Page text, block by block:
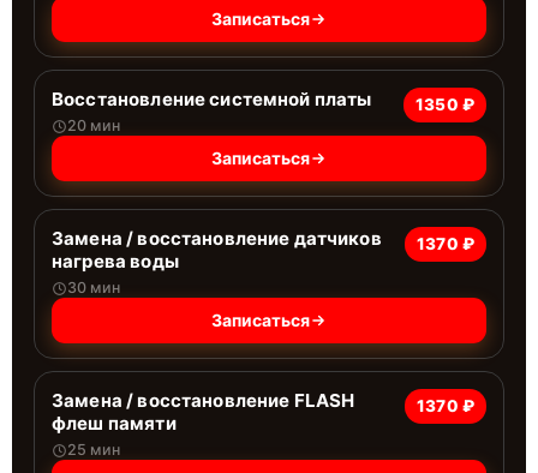
Записаться
Восстановление системной платы
20 мин
1350 ₽
Записаться
Замена / восстановление датчиков
нагрева воды
30 мин
1370 ₽
Записаться
Замена / восстановление FLASH
флеш памяти
25 мин
1370 ₽